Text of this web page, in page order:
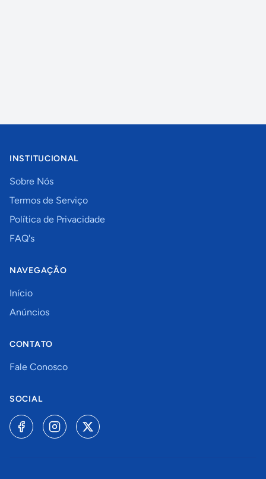
INSTITUCIONAL
Sobre Nós
Termos de Serviço
Política de Privacidade
FAQ's
NAVEGAÇÃO
Início
Anúncios
CONTATO
Fale Conosco
SOCIAL